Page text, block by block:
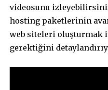
videosunu
hosting paketlerinin
web siteleri oluşturmak
gerektiğini